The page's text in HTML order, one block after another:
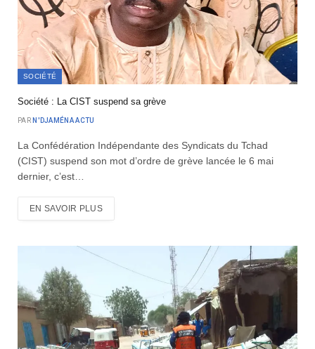
SOCIÉTÉ
Société : La CIST suspend sa grève
PAR N'DJAMÉNA ACTU
La Confédération Indépendante des Syndicats du Tchad
(CIST) suspend son mot d’ordre de grève lancée le 6 mai
dernier, c’est…
EN SAVOIR PLUS